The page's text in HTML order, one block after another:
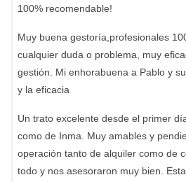
100% recomendable!
Muy buena gestoría,profesionales
cualquier duda o problema, muy
gestión. Mi enhorabuena a Pablo y
y la eficacia
Un trato excelente desde el primer
como de Inma. Muy amables y
operación tanto de alquiler como de
todo y nos asesoraron muy bien.